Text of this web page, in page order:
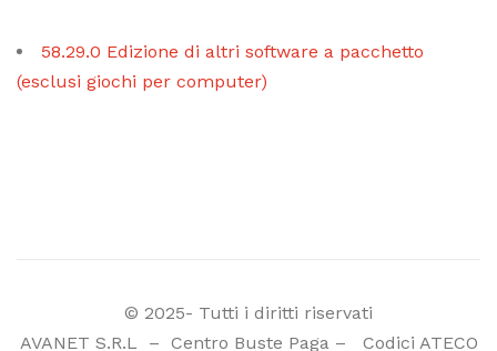
58.29.0 Edizione di altri software a pacchetto
(esclusi giochi per computer)
© 2025- Tutti i diritti riservati
AVANET S.R.L
– Centro Buste Paga– Codici ATECO